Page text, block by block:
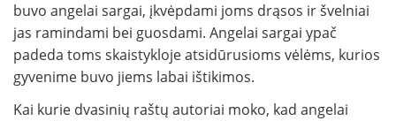
buvo angelai sargai, įkvėpdami joms drąsos ir švelniai
jas ramindami bei guosdami. Angelai sargai ypač
padeda toms skaistykloje atsidūrusioms vėlėms, kurios
gyvenime buvo jiems labai ištikimos.
Kai kurie dvasinių raštų autoriai moko, kad angelai